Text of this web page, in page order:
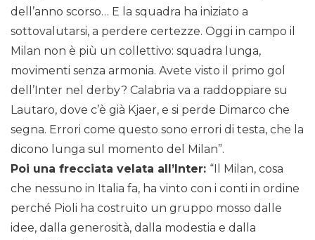
dell’anno scorso… E la squadra ha iniziato a
sottovalutarsi, a perdere certezze. Oggi in campo il
Milan non è più un collettivo: squadra lunga,
movimenti senza armonia. Avete visto il primo gol
dell’Inter nel derby? Calabria va a raddoppiare su
Lautaro, dove c’è già Kjaer, e si perde Dimarco che
segna. Errori come questo sono errori di testa, che la
dicono lunga sul momento del Milan”.
Poi una frecciata velata all’Inter: “Il Milan, cosa
che nessuno in Italia fa, ha vinto con i conti in ordine
perché Pioli ha costruito un gruppo mosso dalle
idee, dalla generosità, dalla modestia e dalla